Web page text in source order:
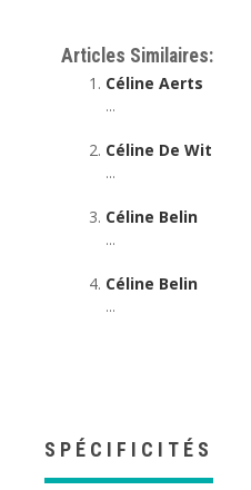
Articles Similaires:
Céline Aerts
...
Céline De Wit
...
Céline Belin
...
Céline Belin
...
SPÉCIFICITÉS